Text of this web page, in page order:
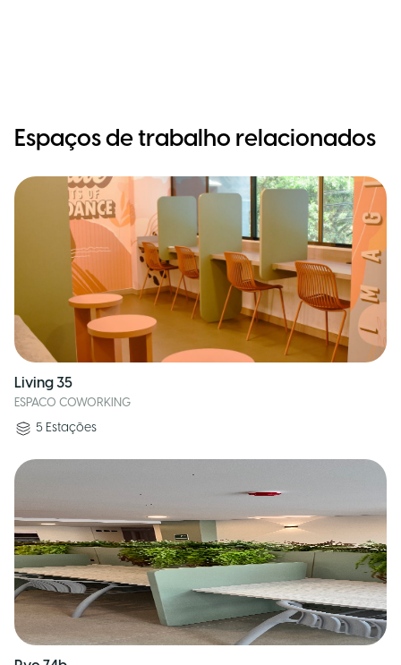
Espaços de trabalho relacionados
Living 35
ESPACO COWORKING
5 Estações